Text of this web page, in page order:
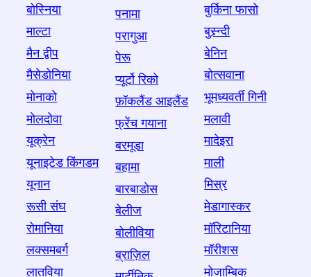
बोस्निया
माल्टा
मैन द्वीप
मैसेडोनिया
मोनाको
मोलदोवा
यूक्रेन
यूनाइटेड किंगडम
यूनान
रूसी संघ
रोमानिया
लक्समबर्ग
लातविया
पनामा
परागुआ
पेरू
प्यूर्टो रिको
फ़ॉकलैंड आइलैंड
फ्रेंच गयाना
बरमूडा
बहामा
बारबाडोस
बेलीज
बोलीविया
ब्राज़िल
बुर्किना फासो
बुस्र्न्दी
बेनिन
बोत्सवाना
भूमध्यवर्ती गिनी
मलावी
मादेइरा
माली
मिस्र
मेडागास्कर
मॉरिटानिया
मॉरीशस
मोजाम्बिक